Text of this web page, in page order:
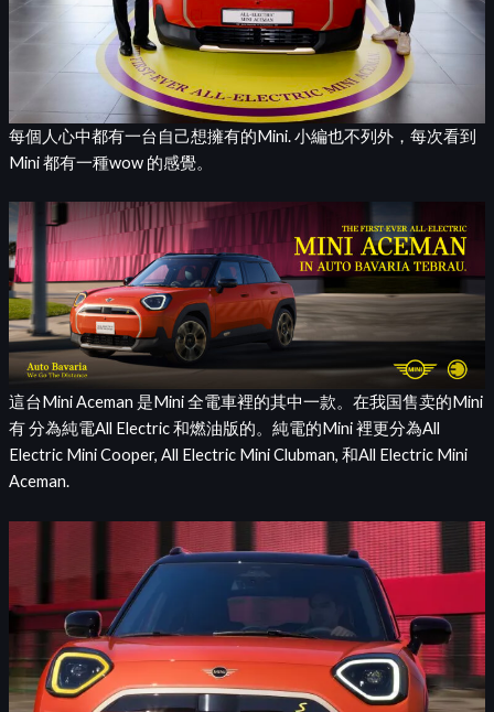
每個人心中都有一台自己想擁有的Mini. 小編也不列外，每次看到
Mini 都有一種wow 的感覺。
這台Mini Aceman 是Mini 全電車裡的其中一款。在我国售卖的Mini
有 分為純電All Electric 和燃油版的。純電的Mini 裡更分為All
Electric Mini Cooper, All Electric Mini Clubman, 和All Electric Mini
Aceman.